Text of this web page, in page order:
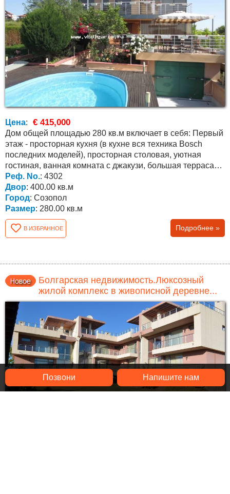
Позвони Напишите нам
Цена: € 415,000
Дом общей площадью 280 кв.м включает в себя: Первый
этаж - просторная кухня (в кухне вся техника Bosch
последних моделей), просторная столовая, уютная
гостиная, ванная комната с джакузи, большая терраса
с...
Реф. No.: 4302
Двор: 400.00 кв.м
Город: Созопол
Размер: 280.00 кв.м
В ИЗБРАННОЕ Подробнее »
Болгарская недвижимость.Люксозный
жилой комплекс в живописной деревне...